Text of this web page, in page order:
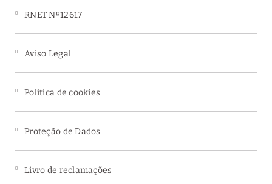
RNET Nº12617
Aviso Legal
Política de cookies
Proteção de Dados
Livro de reclamações